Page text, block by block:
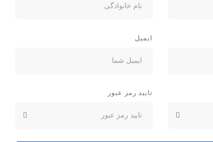
ایمیل
تایید رمز عبور